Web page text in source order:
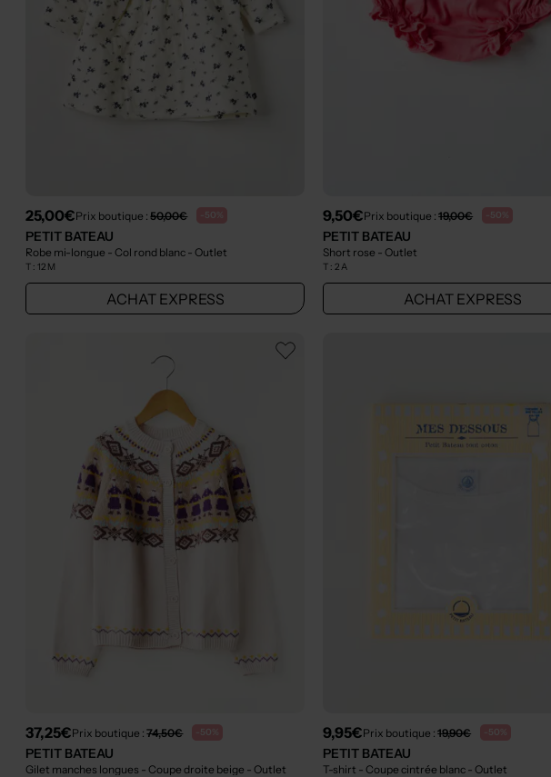
25,00€Prix boutique :50,00€ -50%
PETIT BATEAU
Robe mi-longue - Col rond blanc - Outlet
T :12 M
ACHAT EXPRESS
9,50€Prix boutique :19,00€ -50%
PETIT BATEAU
Short rose - Outlet
T :2 A
ACHAT EXPRESS
37,25€Prix boutique :74,50€ -50%
PETIT BATEAU
Gilet manches longues - Coupe droite beige - Outlet
9,95€Prix boutique :19,90€ -50%
PETIT BATEAU
T-shirt - Coupe cintrée blanc - Outlet